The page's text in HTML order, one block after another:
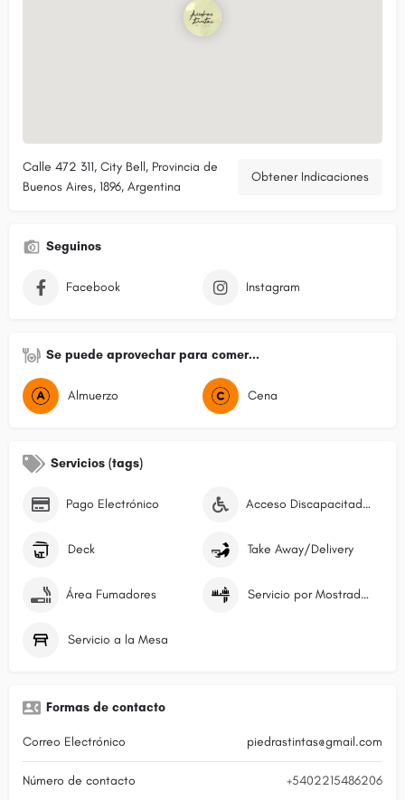
Calle 472 311, City Bell, Provincia de
Buenos Aires, 1896, Argentina
Obtener Indicaciones
Seguinos
Facebook Instagram
Se puede aprovechar para comer...
Almuerzo Cena
Servicios (tags)
Pago Electrónico Acceso Discapacitados
Deck Take Away/Delivery
Área Fumadores Servicio por Mostrador/Caja
Servicio a la Mesa
Formas de contacto
Correo Electrónico piedrastintas@gmail.com
Número de contacto +5402215486206